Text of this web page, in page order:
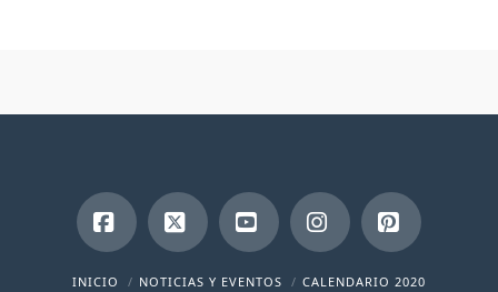
Facebook
X YouTubeInstagramPinterest
INICIO NOTICIAS Y EVENTOS
CALENDARIO 2020